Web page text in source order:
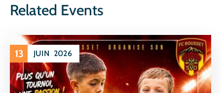
Related Events
13 JUIN 2026